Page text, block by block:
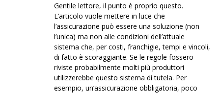
Gentile lettore, il punto è proprio questo.
L’articolo vuole mettere in luce che
l’assicurazione può essere una soluzione (non
l’unica) ma non alle condizioni dell’attuale
sistema che, per costi, franchigie, tempi e vincoli,
di fatto è scoraggiante. Se le regole fossero
riviste probabilmente molti più produttori
utilizzerebbe questo sistema di tutela. Per
esempio, un’assicurazione obbligatoria, poco